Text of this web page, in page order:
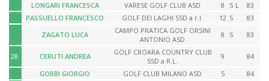
LONGARI FRANCESCA
VARESE GOLF CLUB ASD 8 S L
83
PASSUELLO FRANCESCO
GOLF DEI LAGHI SSD a r.l. 12 S
83
ZAGATO LUCA
CAMPO PRATICA GOLF ORSINI
ANTONIO ASD
8 S 83
28. CERUTI ANDREA
GOLF CROARA COUNTRY CLUB
SSD a R.L.
9
84
GOBBI GIORGIO
GOLF CLUB MILANO ASD 5
84